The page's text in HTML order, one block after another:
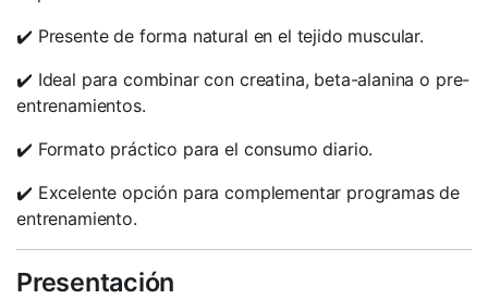
✔️ Presente de forma natural en el tejido muscular.
✔️ Ideal para combinar con creatina, beta-alanina o pre-
entrenamientos.
✔️ Formato práctico para el consumo diario.
✔️ Excelente opción para complementar programas de
entrenamiento.
Presentación